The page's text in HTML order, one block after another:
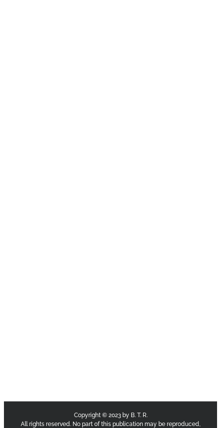
Copyright © 2023 by B. T. R.
All rights reserved. No part of this publication may be reproduced,